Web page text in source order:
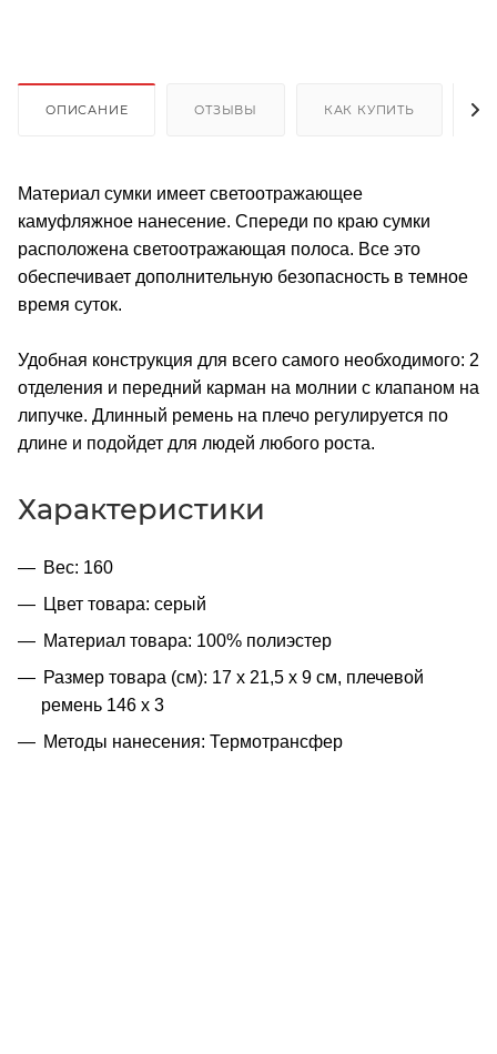
ОПИСАНИЕ ОТЗЫВЫ КАК КУПИТЬ
Материал сумки имеет светоотражающее
камуфляжное нанесение. Спереди по краю сумки
расположена светоотражающая полоса. Все это
обеспечивает дополнительную безопасность в темное
время суток.
Удобная конструкция для всего самого необходимого: 2
отделения и передний карман на молнии с клапаном на
липучке. Длинный ремень на плечо регулируется по
длине и подойдет для людей любого роста.
Характеристики
Вес: 160
Цвет товара: серый
Материал товара: 100% полиэстер
Размер товара (см): 17 x 21,5 x 9 см, плечевой
ремень 146 х 3
Методы нанесения: Термотрансфер